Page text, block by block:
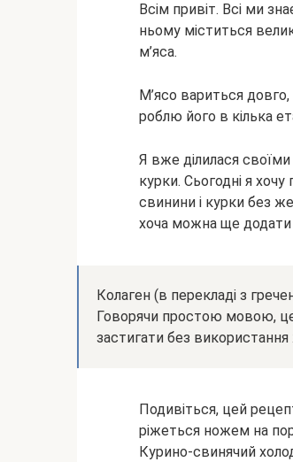
Всім привіт. Всі ми
ньому міститься
м’яса.
М’ясо вариться
роблю його в кілька
Я вже ділилася
курки. Сьогодні я
свинини і курки без
хоча можна ще додати
Колаген (в перекладі з
Говорячи простою мовою, це
застигати без
Подивіться, цей
ріжеться ножем на
Курино-свинячий